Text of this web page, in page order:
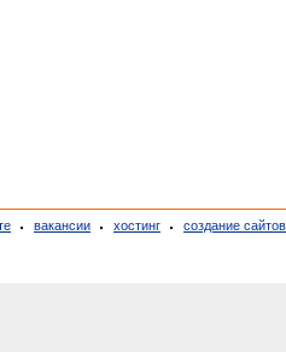
вакансии хостинг создание сайтов